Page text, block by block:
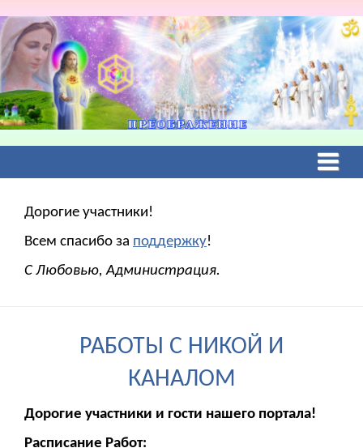
Дорогие участники!
Всем спасибо за поддержку!
С Любовью, Администрация.
РАБОТЫ С НИКОЙ И
КАНАЛОМ
Дорогие участники и гости нашего портала!
Расписание Работ: